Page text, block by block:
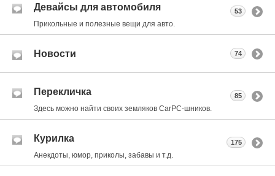
Девайсы для автомобиля
Прикольные и полезные вещи для авто.
53
Новости 74
Перекличка
Здесь можно найти своих земляков CarPC-шников.
85
Курилка
Анекдоты, юмор, приколы, забавы и т.д.
175